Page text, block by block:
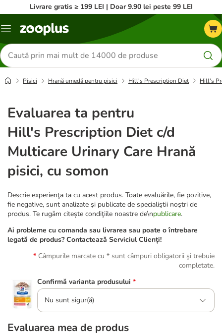
Livrare gratis ≥ 199 LEI | Doar 9.90 lei peste 99 LEI
Categorii
Căutare
produse
Pisici Hrană umedă pentru pisici Hill's Prescription Diet Hill's
Evaluarea ta pentru
Hill's Prescription Diet c/d
Multicare Urinary Care Hrană
pisici, cu somon
Descrie experienţa ta cu acest produs. Toate evaluările, fie pozitive,
fie negative, sunt analizate şi publicate de specialiştii noştri de
produs. Te rugăm citește condiţiile noastre de\npublicare.
Ai probleme cu comanda sau livrarea sau poate o întrebare
legată de produs? Contactează Serviciul Clienți!
Câmpurile marcate cu * sunt câmpuri obligatorii şi trebuie
completate.
Confirmă varianta produsului *
Nu sunt sigur(ă)
Evaluarea mea de produs